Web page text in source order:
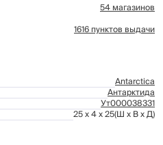
54 магазинов
1616 пунктов выдачи
Antarctica
Антарктида
Ут000038331
25 x 4 x 25(Ш x В x Д)